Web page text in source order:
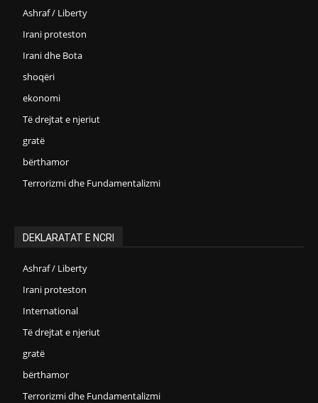
Ashraf / Liberty
Irani proteston
Irani dhe Bota
shoqëri
ekonomi
Të drejtat e njeriut
gratë
bërthamor
Terrorizmi dhe Fundamentalizmi
DEKLARATAT E NCRI
Ashraf / Liberty
Irani proteston
International
Të drejtat e njeriut
gratë
bërthamor
Terrorizmi dhe Fundamentalizmi